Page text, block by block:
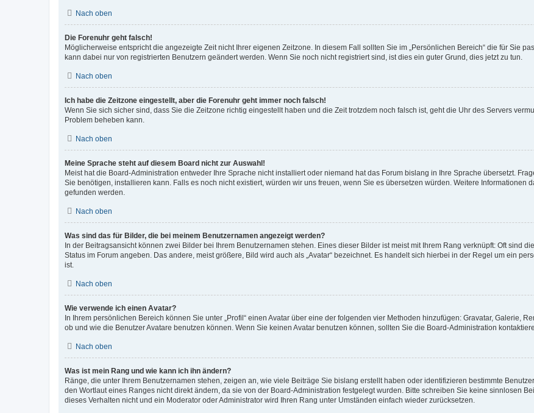
Nach oben
Die Forenuhr geht falsch!
Möglicherweise entspricht die angezeigte Zeit nicht Ihrer eigenen Zeitzone. In diesem Fall sollten Sie im „Persönlichen Bereich“ die für Sie
kann dabei nur von registrierten Benutzern geändert werden. Wenn Sie noch nicht registriert sind, ist dies ein guter Grund, dies jetzt zu tun.
Nach oben
Ich habe die Zeitzone eingestellt, aber die Forenuhr geht immer noch falsch!
Wenn Sie sich sicher sind, dass Sie die Zeitzone richtig eingestellt haben und die Zeit trotzdem noch falsch ist, geht die Uhr des Servers
Problem beheben kann.
Nach oben
Meine Sprache steht auf diesem Board nicht zur Auswahl!
Meist hat die Board-Administration entweder Ihre Sprache nicht installiert oder niemand hat das Forum bislang in Ihre Sprache übersetzt.
Sie benötigen, installieren kann. Falls es noch nicht existiert, würden wir uns freuen, wenn Sie es übersetzen würden. Weitere Informationen
gefunden werden.
Nach oben
Was sind das für Bilder, die bei meinem Benutzernamen angezeigt werden?
In der Beitragsansicht können zwei Bilder bei Ihrem Benutzernamen stehen. Eines dieser Bilder ist meist mit Ihrem Rang verknüpft: Oft sind
Status im Forum angeben. Das andere, meist größere, Bild wird auch als „Avatar“ bezeichnet. Es handelt sich hierbei in der Regel um ein
ist.
Nach oben
Wie verwende ich einen Avatar?
In Ihrem persönlichen Bereich können Sie unter „Profil“ einen Avatar über eine der folgenden vier Methoden hinzufügen: Gravatar, Galerie,
ob und wie die Benutzer Avatare benutzen können. Wenn Sie keinen Avatar benutzen können, sollten Sie die Board-Administration
Nach oben
Was ist mein Rang und wie kann ich ihn ändern?
Ränge, die unter Ihrem Benutzernamen stehen, zeigen an, wie viele Beiträge Sie bislang erstellt haben oder identifizieren bestimmte
den Wortlaut eines Ranges nicht direkt ändern, da sie von der Board-Administration festgelegt wurden. Bitte schreiben Sie keine sinnlosen
dieses Verhalten nicht und ein Moderator oder Administrator wird Ihren Rang unter Umständen einfach wieder zurücksetzen.